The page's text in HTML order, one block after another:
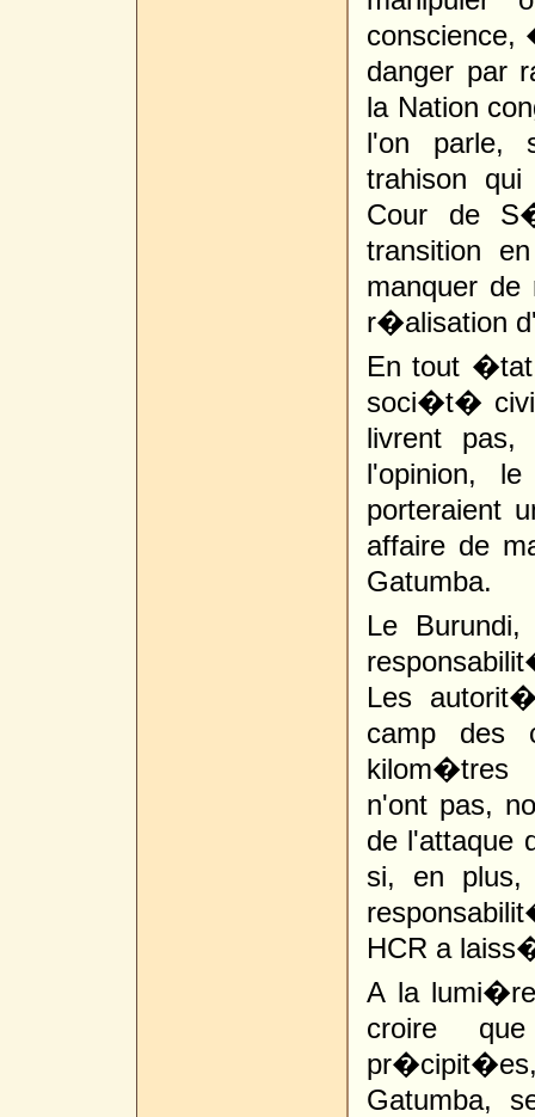
conscience,
danger par
la Nation
l'on parle,
trahison
Cour de
transition
manquer
r�alisation
En tout �tat
soci�t�
livrent
l'opinion,
porteraient
affaire de
Gatumba.
Le
Les
camp des
kilom�tres
n'ont pas,
de l'attaque
si, en
HCR a
A la
croire
Gatumba,